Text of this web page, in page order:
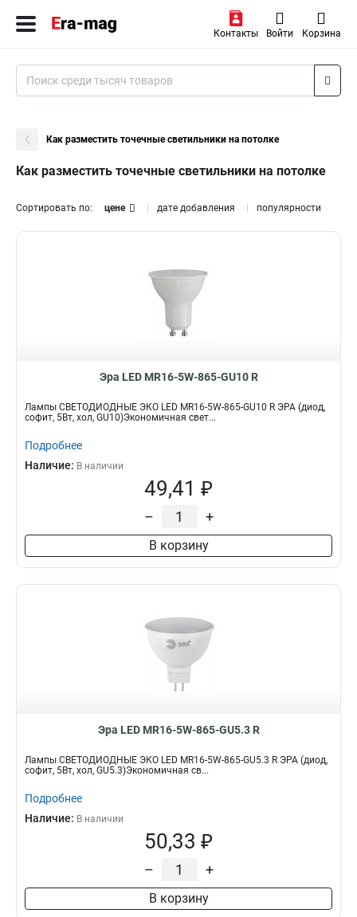
Контакты Войти Корзина
Как разместить точечные светильники на потолке
Как разместить точечные светильники на потолке
Сортировать по: цене дате добавления популярности
Эра LED MR16-5W-865-GU10 R
Лампы СВЕТОДИОДНЫЕ ЭКО LED MR16-5W-865-GU10 R ЭРА (диод,
софит, 5Вт, хол, GU10)Экономичная свет...
Подробнее
Наличие: В наличии
49,41 ₽
– +
В корзину
Эра LED MR16-5W-865-GU5.3 R
Лампы СВЕТОДИОДНЫЕ ЭКО LED MR16-5W-865-GU5.3 R ЭРА (диод,
софит, 5Вт, хол, GU5.3)Экономичная св...
Подробнее
Наличие: В наличии
50,33 ₽
– +
В корзину